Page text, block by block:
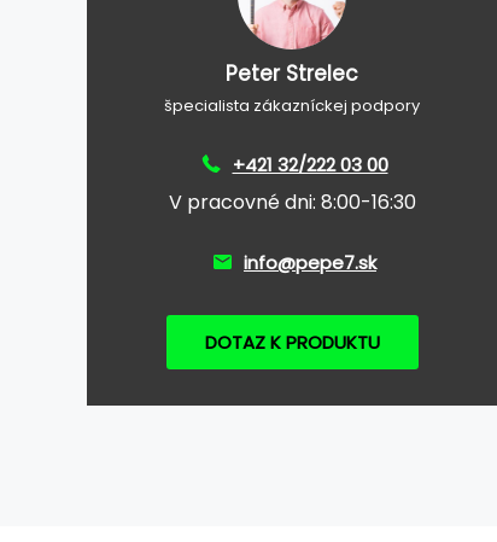
Peter Strelec
špecialista zákazníckej podpory
+421 32/222 03 00
V pracovné dni: 8:00-16:30
info@pepe7.sk
DOTAZ K PRODUKTU